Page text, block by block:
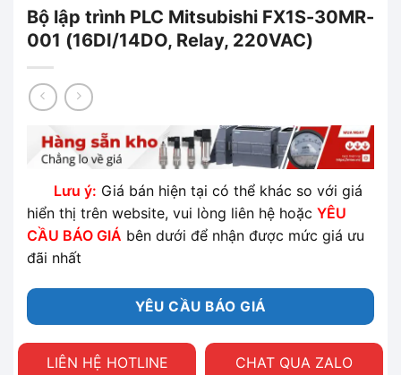
Bộ lập trình PLC Mitsubishi FX1S-30MR-
001 (16DI/14DO, Relay, 220VAC)
Lưu ý: Giá bán hiện tại có thể khác so với giá
hiển thị trên website, vui lòng liên hệ hoặc YÊU
CẦU BÁO GIÁ bên dưới để nhận được mức giá ưu
đãi nhất
YÊU CẦU BÁO GIÁ
LIÊN HỆ HOTLINE
CHAT QUA ZALO